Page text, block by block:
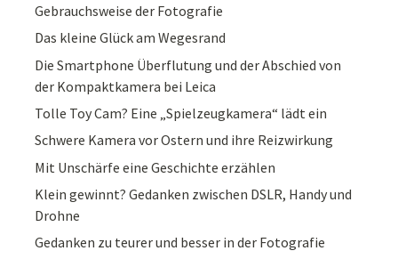
Gebrauchsweise der Fotografie
Das kleine Glück am Wegesrand
Die Smartphone Überflutung und der Abschied von
der Kompaktkamera bei Leica
Tolle Toy Cam? Eine „Spielzeugkamera“ lädt ein
Schwere Kamera vor Ostern und ihre Reizwirkung
Mit Unschärfe eine Geschichte erzählen
Klein gewinnt? Gedanken zwischen DSLR, Handy und
Drohne
Gedanken zu teurer und besser in der Fotografie